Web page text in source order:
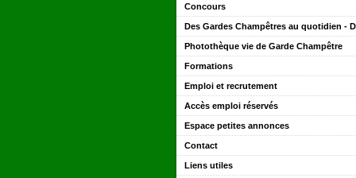
Concours
Des Gardes Champêtres au quotidien -
Photothèque vie de Garde Champêtre
Formations
Emploi et recrutement
Accès emploi réservés
Espace petites annonces
Contact
Liens utiles